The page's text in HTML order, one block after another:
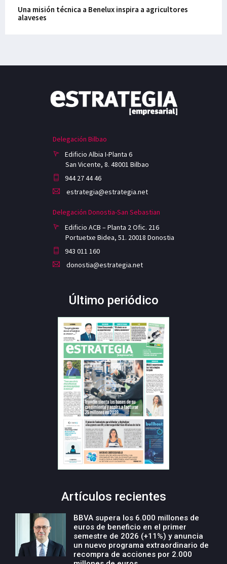
Una misión técnica a Benelux inspira a agricultores
alaveses
Delegación Bilbao
Edificio Albia I-Planta 6
San Vicente, 8. 48001 Bilbao
944 27 44 46
estrategia@estrategia.net
Delegación Donostia-San Sebastian
Edificio ACB – Planta 2 Ofic. 216
Portuetxe Bidea, 51. 20018 Donostia
943 011 160
donostia@estrategia.net
Último periódico
Artículos recientes
BBVA supera los 6.000 millones de
euros de beneficio en el primer
semestre de 2026 (+11%) y anuncia
un nuevo programa extraordinario de
recompra de acciones por 2.000